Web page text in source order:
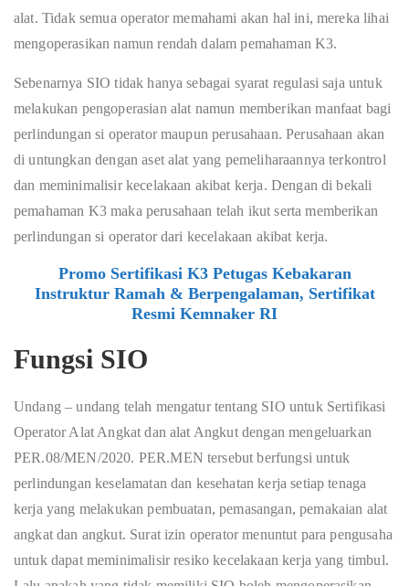
alat. Tidak semua operator memahami akan hal ini, mereka lihai
mengoperasikan namun rendah dalam pemahaman K3.
Sebenarnya SIO tidak hanya sebagai syarat regulasi saja untuk
melakukan pengoperasian alat namun memberikan manfaat bagi
perlindungan si operator maupun perusahaan. Perusahaan akan
di untungkan dengan aset alat yang pemeliharaannya terkontrol
dan meminimalisir kecelakaan akibat kerja. Dengan di bekali
pemahaman K3 maka perusahaan telah ikut serta memberikan
perlindungan si operator dari kecelakaan akibat kerja.
Promo Sertifikasi K3 Petugas Kebakaran
Instruktur Ramah & Berpengalaman, Sertifikat
Resmi Kemnaker RI
Fungsi SIO
Undang – undang telah mengatur tentang SIO untuk Sertifikasi
Operator Alat Angkat dan alat Angkut dengan mengeluarkan
PER.08/MEN/2020. PER.MEN tersebut berfungsi untuk
perlindungan keselamatan dan kesehatan kerja setiap tenaga
kerja yang melakukan pembuatan, pemasangan, pemakaian alat
angkat dan angkut. Surat izin operator menuntut para pengusaha
untuk dapat meminimalisir resiko kecelakaan kerja yang timbul.